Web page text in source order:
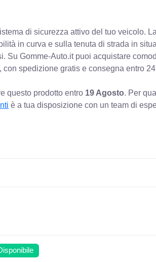
di sicurezza attivo del tuo veicolo.
in curva e sulla tenuta di strada in
Su Gomme-Auto.it puoi acquistare
spedizione gratis e consegna entro
questo prodotto entro 19 Agosto. Per
è a tua disposizione con un team di